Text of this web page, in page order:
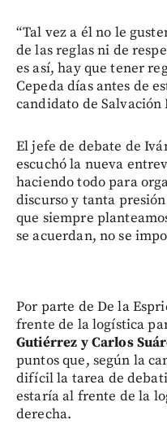
“Tal vez a él no le
de las reglas ni de
es así, hay que tener
Cepeda días antes de
candidato de Salvación
El jefe de debate de
escuchó la nueva
haciendo todo para
discurso y tanta
que siempre
se acuerdan, no se
Por parte de De la
frente de la logística
Gutiérrez y Carlos
puntos que, según la
difícil la tarea de
estaría al frente de la
derecha.